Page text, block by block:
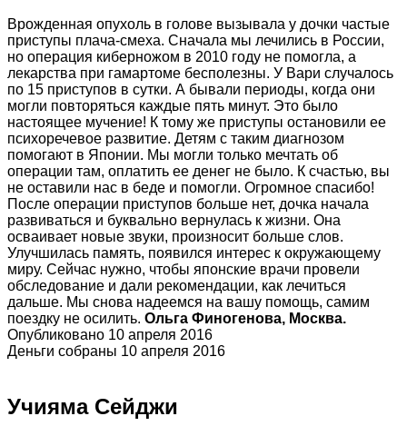
Врожденная опухоль в голове вызывала у дочки частые
приступы плача-смеха. Сначала мы лечились в России,
но операция киберножом в 2010 году не помогла, а
лекарства при гамартоме бесполезны. У Вари случалось
по 15 приступов в сутки. А бывали периоды, когда они
могли повторяться каждые пять минут. Это было
настоящее мучение! К тому же приступы остановили ее
психоречевое развитие. Детям с таким диагнозом
помогают в Японии. Мы могли только мечтать об
операции там, оплатить ее денег не было. К счастью, вы
не оставили нас в беде и помогли. Огромное спасибо!
После операции приступов больше нет, дочка начала
развиваться и буквально вернулась к жизни. Она
осваивает новые звуки, произносит больше слов.
Улучшилась память, появился интерес к окружающему
миру. Сейчас нужно, чтобы японские врачи провели
обследование и дали рекомендации, как лечиться
дальше. Мы снова надеемся на вашу помощь, самим
поездку не осилить. Ольга Финогенова, Москва.
Опубликовано 10 апреля 2016
Деньги собраны 10 апреля 2016
Учияма Сейджи